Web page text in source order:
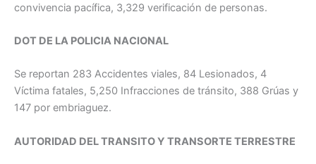
convivencia pacífica, 3,329 verificación de personas.
DOT DE LA POLICIA NACIONAL
Se reportan 283 Accidentes viales, 84 Lesionados, 4
Víctima fatales, 5,250 Infracciones de tránsito, 388 Grúas y
147 por embriaguez.
AUTORIDAD DEL TRANSITO Y TRANSORTE TERRESTRE